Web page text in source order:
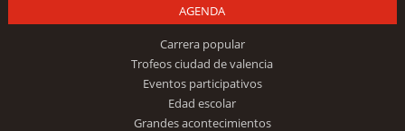
AGENDA
Carrera popular
Trofeos ciudad de valencia
Eventos participativos
Edad escolar
Grandes acontecimientos